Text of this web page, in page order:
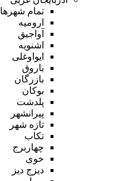
تمام شهر‌ها
ارومیه
آواجیق
اشنویه
ایواوغلی
باروق
بازرگان
بوکان
پلدشت
پیرانشهر
تازه شهر
تکاب
چهاربرج
خوی
دیزج دیز